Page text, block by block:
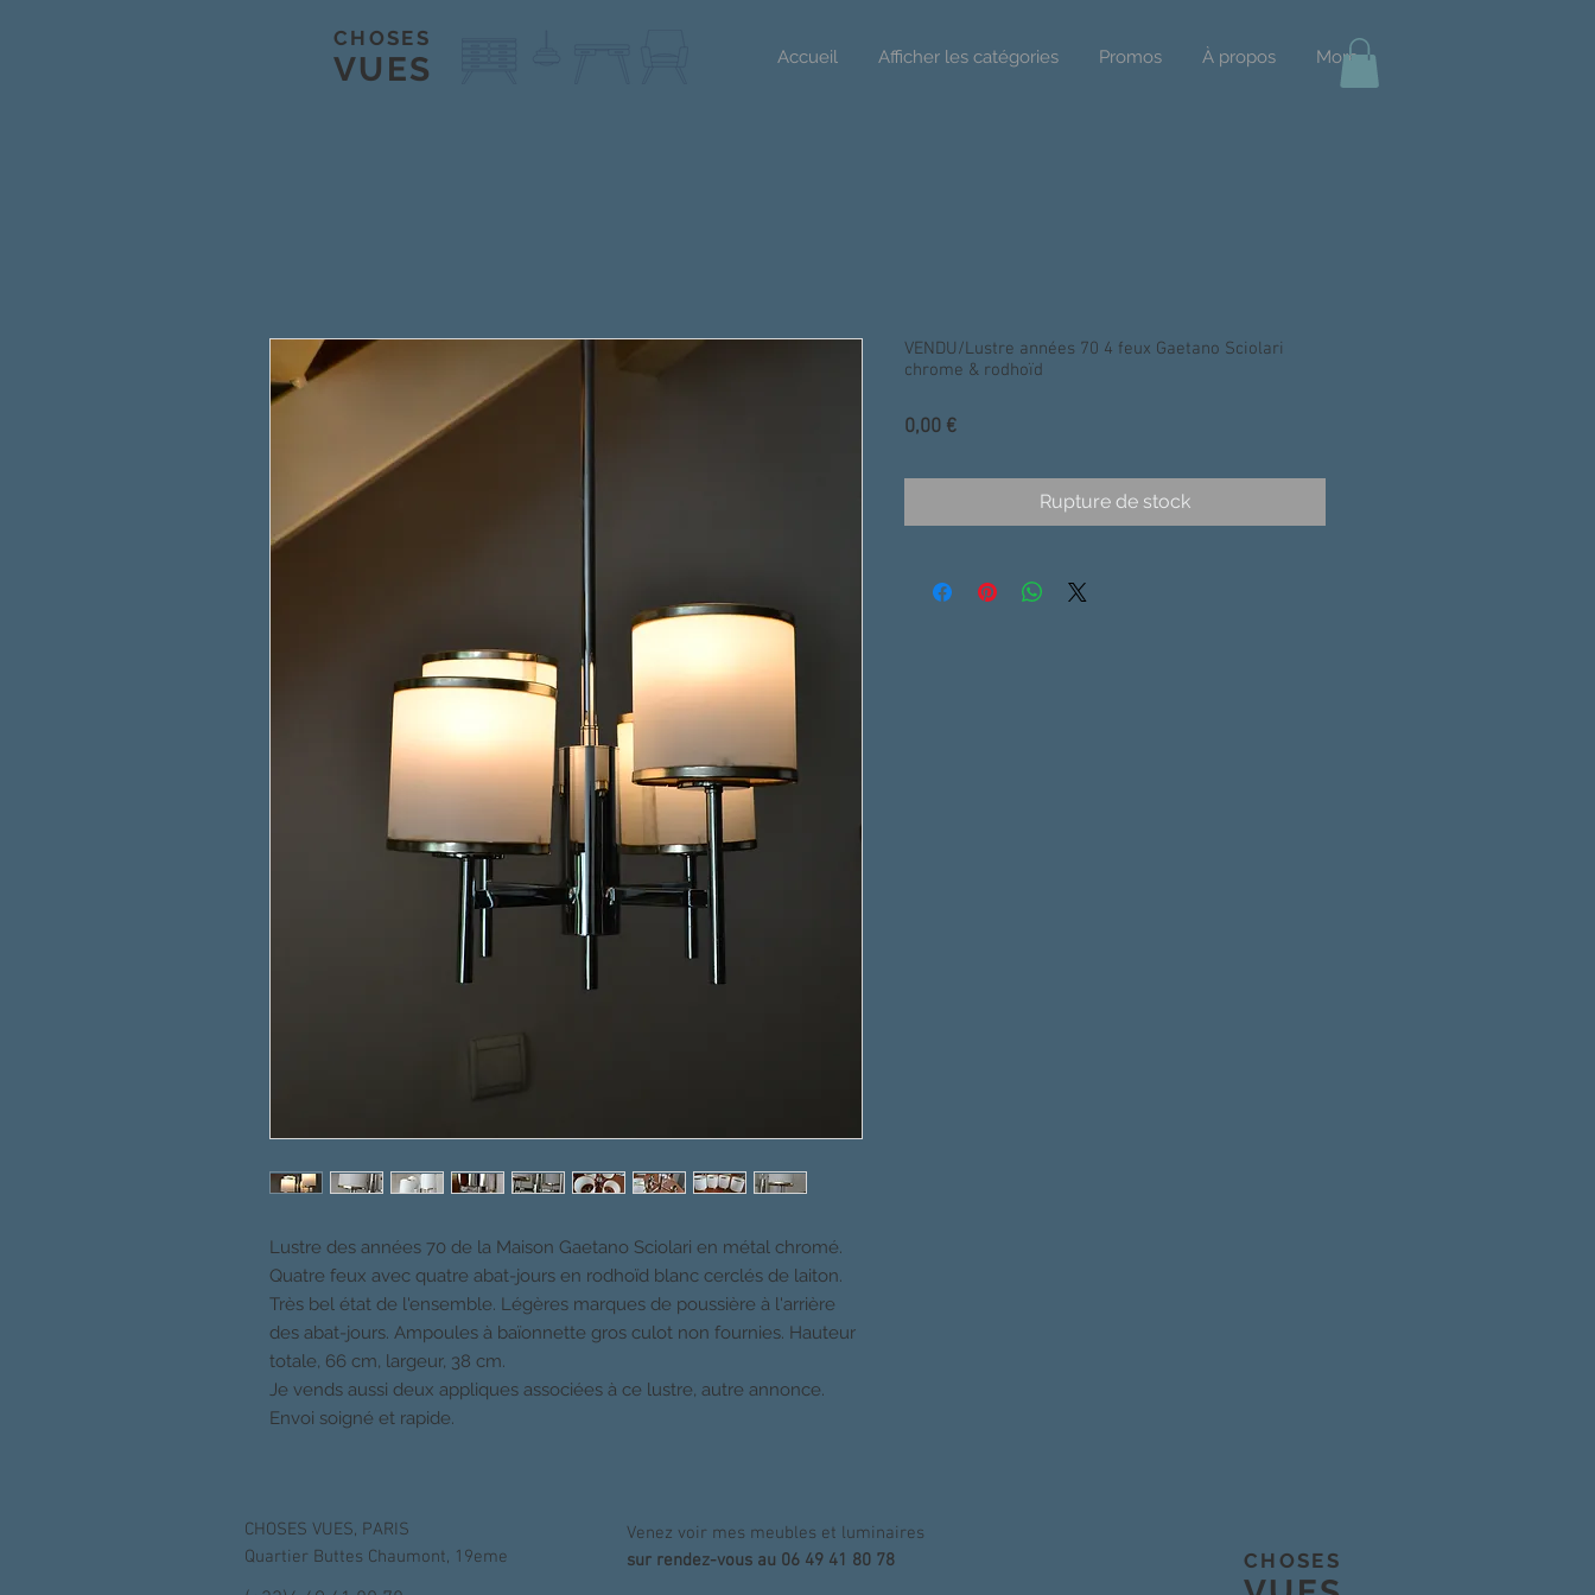
CHOSES
VUES Accueil Afficher les catégories Promos À propos More
Lustre des années 70 de la Maison Gaetano Sciolari en métal chromé.
Quatre feux avec quatre abat-jours en rodhoïd blanc cerclés de laiton.
Très bel état de l'ensemble. Légères marques de poussière à l'arrière
des abat-jours. Ampoules à baïonnette gros culot non fournies. Hauteur
totale, 66 cm, largeur, 38 cm.
Je vends aussi deux appliques associées à ce lustre, autre annonce.
Envoi soigné et rapide.
VENDU/Lustre années 70 4 feux Gaetano Sciolari
chrome & rodhoïd
0,00 €Prix
Rupture de stock
CHOSES VUES, PARIS
Quartier Buttes Chaumont, 19eme
Venez voir mes meubles et luminaires
sur rendez-vous au 06 49 41 80 78
CHOSES